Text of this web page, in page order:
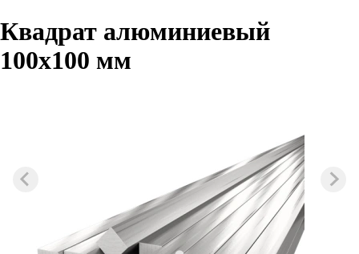
Квадрат алюминиевый
100х100 мм